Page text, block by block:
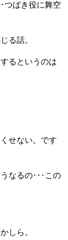
つばき役に舞空
る話。
るというのは
せない。です
なるの･･･この
しら。